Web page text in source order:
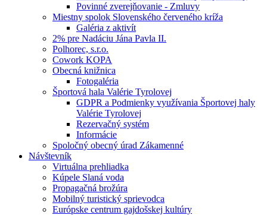
Povinné zverejňovanie - Zmluvy
Miestny spolok Slovenského červeného kríža
Galéria z aktivít
2% pre Nadáciu Jána Pavla II.
Polhorec, s.r.o.
Cowork KOPA
Obecná knižnica
Fotogaléria
Športová hala Valérie Tyrolovej
GDPR a Podmienky využívania Športovej haly
Valérie Tyrolovej
Rezervačný systém
Informácie
Spoločný obecný úrad Zákamenné
Návštevník
Virtuálna prehliadka
Kúpele Slaná voda
Propagačná brožúra
Mobilný turistický sprievodca
Európske centrum gajdošskej kultúry